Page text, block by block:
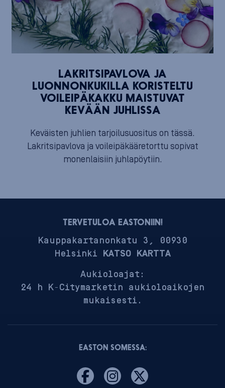
LAKRITSIPAVLOVA JA
LUONNONKUKILLA KORISTELTU
VOILEIPÄKAKKU MAISTUVAT
KEVÄÄN JUHLISSA
Keväisten juhlien tarjoilusuositus on tässä.
Lakritsipavlova ja voileipäkääretorttu sopivat
monenlaisiin juhlapöytiin.
TERVETULOA EASTONIIN!
Kauppakartanonkatu 3, 00930
Helsinki KATSO KARTTA
Aukioloajat:
24 h K-Citymarketin aukioloaikojen
mukaisesti.
EASTON SOMESSA: